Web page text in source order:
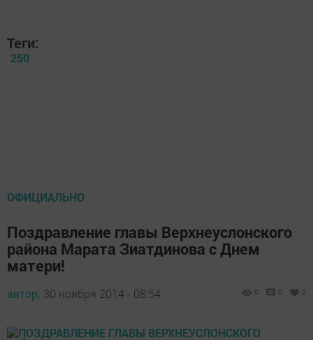
Теги:
250
ОФИЦИАЛЬНО
Поздравление главы Верхнеуслонского
района Марата Зиатдинова с Днем
матери!
автор, 30 ноября 2014 - 08:54 0 0 0